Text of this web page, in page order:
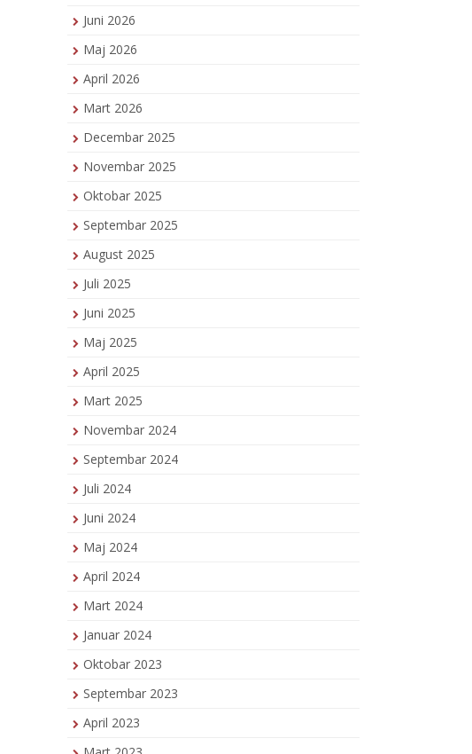
Juni 2026
Maj 2026
April 2026
Mart 2026
Decembar 2025
Novembar 2025
Oktobar 2025
Septembar 2025
August 2025
Juli 2025
Juni 2025
Maj 2025
April 2025
Mart 2025
Novembar 2024
Septembar 2024
Juli 2024
Juni 2024
Maj 2024
April 2024
Mart 2024
Januar 2024
Oktobar 2023
Septembar 2023
April 2023